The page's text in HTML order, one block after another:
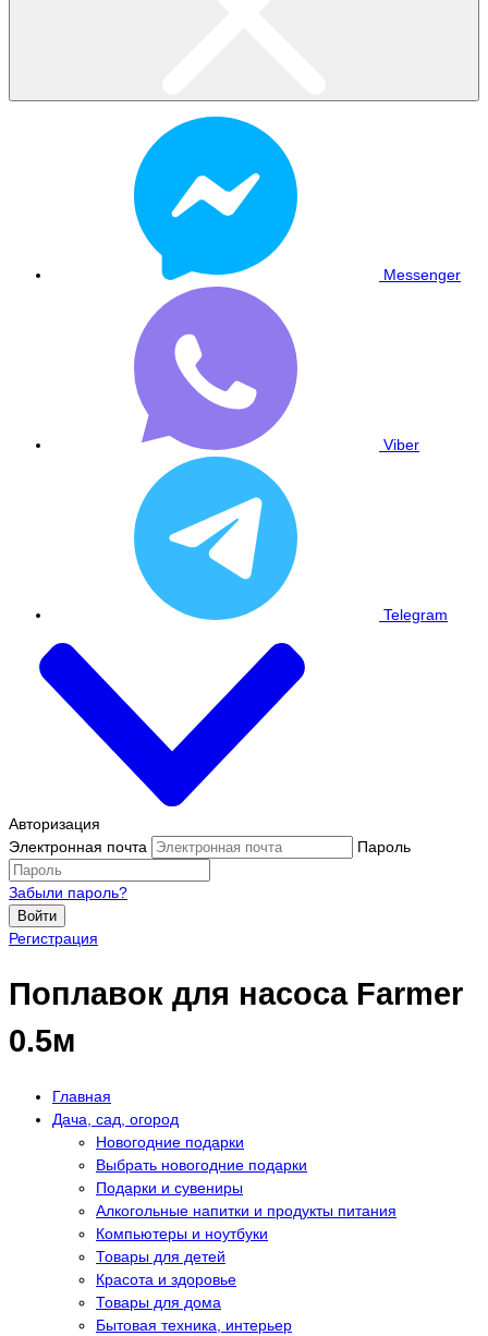
Messenger
Viber
Telegram
Авторизация
Электронная почта
Пароль
Забыли пароль?
Войти
Регистрация
Поплавок для насоса Farmer
0.5м
Главная
Дача, сад, огород
Новогодние подарки
Выбрать новогодние подарки
Подарки и сувениры
Алкогольные напитки и продукты питания
Компьютеры и ноутбуки
Товары для детей
Красота и здоровье
Товары для дома
Бытовая техника, интерьер